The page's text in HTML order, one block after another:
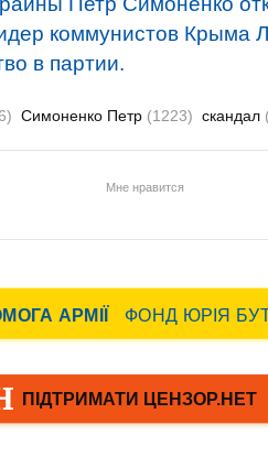
коммунистов Крыма
в партии.
Симоненко Петр (1223) скандал
Мне нравится